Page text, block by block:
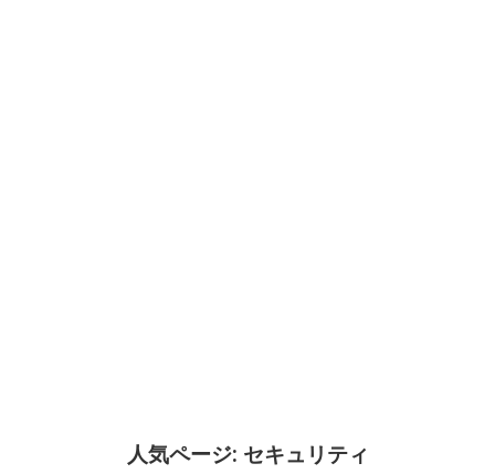
人気ページ: セキュリティ